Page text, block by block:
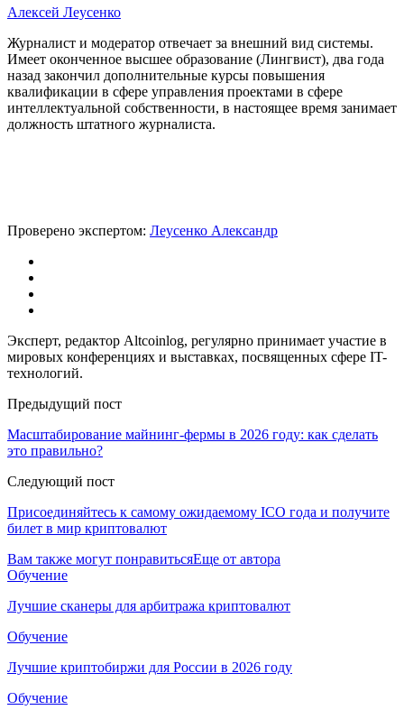
Алексей Леусенко
Журналист и модератор отвечает за внешний вид системы.
Имеет оконченное высшее образование (Лингвист), два года
назад закончил дополнительные курсы повышения
квалификации в сфере управления проектами в сфере
интеллектуальной собственности, в настоящее время занимает
должность штатного журналиста.
Проверено экспертом: Леусенко Александр
Эксперт, редактор Altcoinlog, регулярно принимает участие в
мировых конференциях и выставках, посвященных сфере IT-
технологий.
Предыдущий пост
Масштабирование майнинг-фермы в 2026 году: как сделать
это правильно?
Следующий пост
Присоединяйтесь к самому ожидаемому ICO года и получите
билет в мир криптовалют
Вам также могут понравитьсяЕще от автора
Обучение
Лучшие сканеры для арбитража криптовалют
Обучение
Лучшие криптобиржи для России в 2026 году
Обучение